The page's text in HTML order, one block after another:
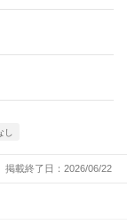
掲載終了日：2026/06/22